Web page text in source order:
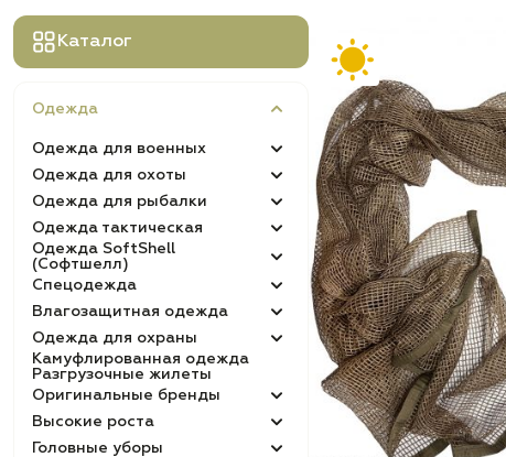
Каталог
Одежда
Одежда для военных
Одежда для охоты
Одежда для рыбалки
Одежда тактическая
Одежда SoftShell
(Софтшелл)
Спецодежда
Влагозащитная одежда
Одежда для охраны
Камуфлированная одежда
Разгрузочные жилеты
Оригинальные бренды
Высокие роста
Головные уборы